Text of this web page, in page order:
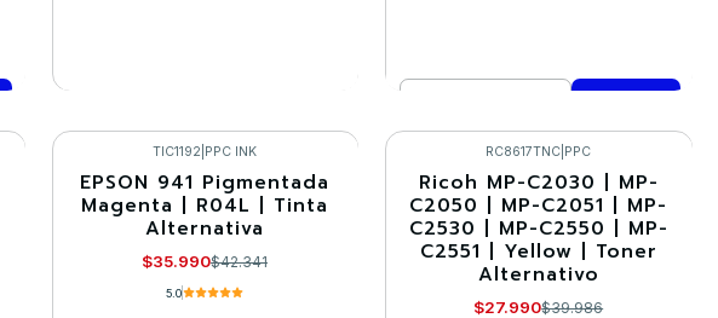
VER DETALLES
Comprar ahora
-15%
TIC1192 PPC INK
EPSON 941 Pigmentada
Magenta | R04L | Tinta
Alternativa
$35.990$42.341
5.0
-30%
RC8617TNC PPC
Ricoh MP-C2030 | MP-
C2050 | MP-C2051 | MP-
C2530 | MP-C2550 | MP-
C2551 | Yellow | Toner
Alternativo
$27.990$39.986